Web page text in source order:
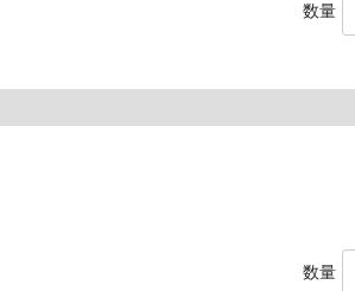
数量
数量